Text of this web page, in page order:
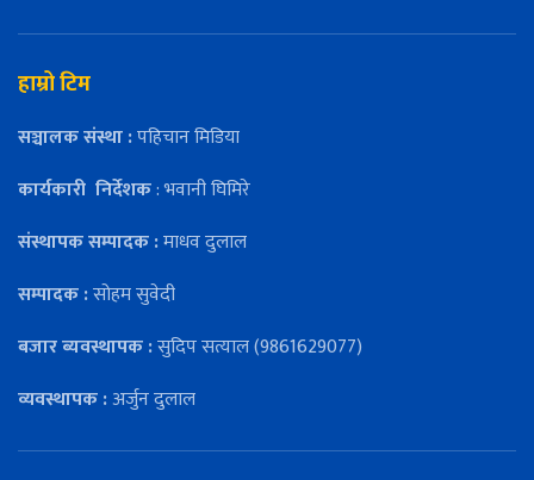
हाम्रो टिम
सञ्चालक संस्था :पहिचान मिडिया
कार्यकारी निर्देशक: भवानी घिमिरे
संस्थापक सम्पादक :माधव दुलाल
सम्पादक :सोहम सुवेदी
बजार ब्यवस्थापक :सुदिप सत्याल (9861629077)
व्यवस्थापक :अर्जुन दुलाल